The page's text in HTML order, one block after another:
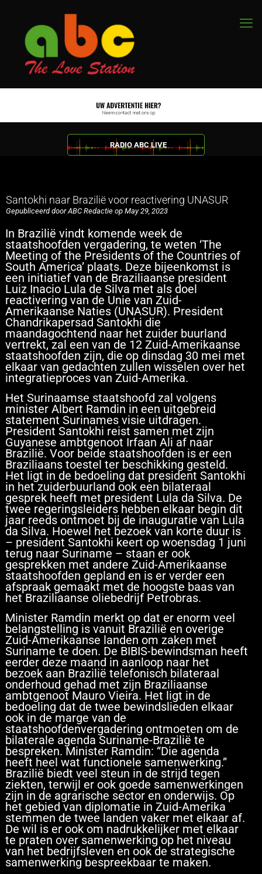
RADIO ABC LIVE
Santokhi naar Brazilië voor reactivering UNASUR
Gepubliceerd door ABC Redactie op May 29, 2023
In Brazilië vindt komende week de
staatshoofden vergadering, te weten ‘The
Meeting of the Presidents of the Countries of
South America’ plaats. Deze bijeenkomst is
een initiatief van de Braziliaanse president
Luiz Inacio Lula de Silva met als doel
reactivering van de Unie van Zuid-
Amerikaanse Naties (UNASUR). President
Chandrikapersad Santokhi die
maandagochtend naar het zuider buurland
vertrekt, zal een van de 12 Zuid-Amerikaanse
staatshoofden zijn, die op dinsdag 30 mei met
elkaar van gedachten zullen wisselen over het
integratieproces van Zuid-Amerika.
Het Surinaamse staatshoofd zal volgens
minister Albert Ramdin in een uitgebreid
statement Surinames visie uitdragen.
President Santokhi reist samen met zijn
Guyanese ambtgenoot Irfaan Ali af naar
Brazilië. Voor beide staatshoofden is er een
Braziliaans toestel ter beschikking gesteld.
Het ligt in de bedoeling dat president Santokhi
in het zuiderbuurland ook een bilateraal
gesprek heeft met president Lula da Silva. De
twee regeringsleiders hebben elkaar begin dit
jaar reeds ontmoet bij de inauguratie van Lula
da Silva. Hoewel het bezoek van korte duur is
– president Santokhi keert op woensdag 1 juni
terug naar Suriname – staan er ook
gesprekken met andere Zuid-Amerikaanse
staatshoofden gepland en is er verder een
afspraak gemaakt met de hoogste baas van
het Braziliaanse oliebedrijf Petrobras.
Minister Ramdin merkt op dat er enorm veel
belangstelling is vanuit Brazilië en overige
Zuid-Amerikaanse landen om zaken met
Suriname te doen. De BIBIS-bewindsman heeft
eerder deze maand in aanloop naar het
bezoek aan Brazilië telefonisch bilateraal
onderhoud gehad met zijn Braziliaanse
ambtgenoot Mauro Vieira. Het ligt in de
bedoeling dat de twee bewindslieden elkaar
ook in de marge van de
staatshoofdenvergadering ontmoeten om de
bilaterale agenda Suriname-Brazilië te
bespreken. Minister Ramdin: “Die agenda
heeft heel wat functionele samenwerking.”
Brazilië biedt veel steun in de strijd tegen
ziekten, terwijl er ook goede samenwerkingen
zijn in de agrarische sector en onderwijs. Op
het gebied van diplomatie in Zuid-Amerika
stemmen de twee landen vaker met elkaar af.
De wil is er ook om nadrukkelijker met elkaar
te praten over samenwerking op het niveau
van het bedrijfsleven en ook de strategische
samenwerking bespreekbaar te maken.